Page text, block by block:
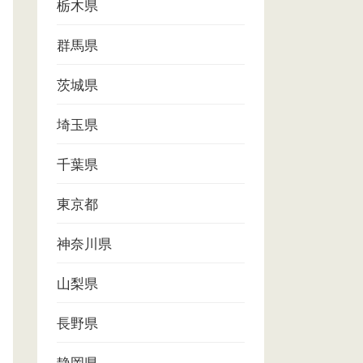
栃木県
群馬県
茨城県
埼玉県
千葉県
東京都
神奈川県
山梨県
長野県